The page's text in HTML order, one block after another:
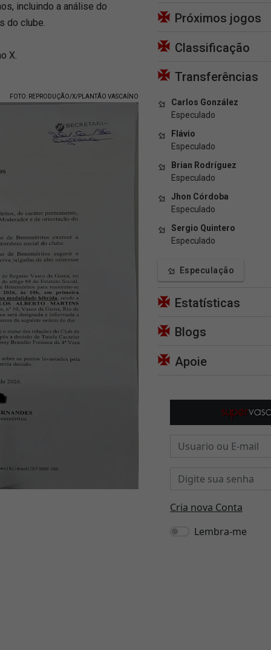
incluindo a análise do
do clube.
X.
FOTO: REPRODUÇÃO/X/PLANTÃO VASCAÍNO
Próximos jogos
Classificação
Transferências
Carlos González
Especulado
Flávio
Especulado
Brian Rodríguez
Especulado
Jhon Córdoba
Especulado
Sergio Quintero
Especulado
Especulação
Estatísticas
Blogs
Apoie